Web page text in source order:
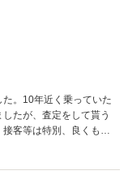
。10年近く乗っていた
たが、査定をして貰う
客等は特別、良くも悪